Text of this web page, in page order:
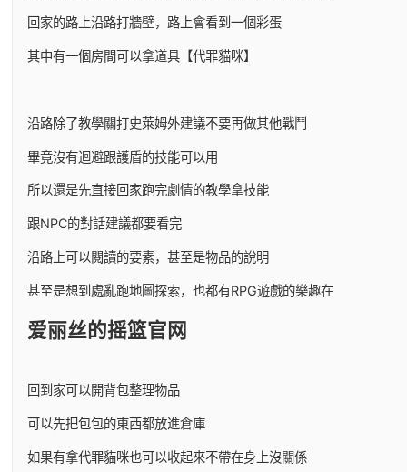
回家的路上沿路打牆壁，路上會看到一個彩蛋
其中有一個房間可以拿道具【代罪貓咪】
沿路除了教學關打史萊姆外建議不要再做其他戰鬥
畢竟沒有迴避跟護盾的技能可以用
所以還是先直接回家跑完劇情的教學拿技能
跟NPC的對話建議都要看完
沿路上可以閱讀的要素，甚至是物品的說明
甚至是想到處亂跑地圖探索，也都有RPG遊戲的樂趣在
爱丽丝的摇篮官网
回到家可以開背包整理物品
可以先把包包的東西都放進倉庫
如果有拿代罪貓咪也可以收起來不帶在身上沒關係